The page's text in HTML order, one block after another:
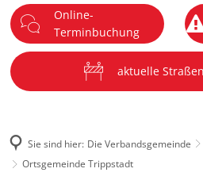
Menü
Online-
Terminbuchung
aktuelle
Sie sind hier: Die Verbandsgemeinde
Ortsgemeinde Trippstadt